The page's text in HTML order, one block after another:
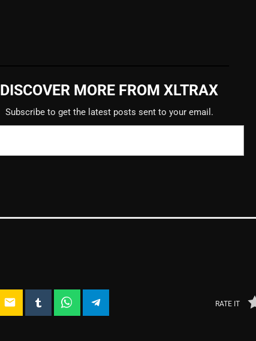
DISCOVER MORE FROM XLTRAX
Subscribe to get the latest posts sent to your email.
email RATE IT